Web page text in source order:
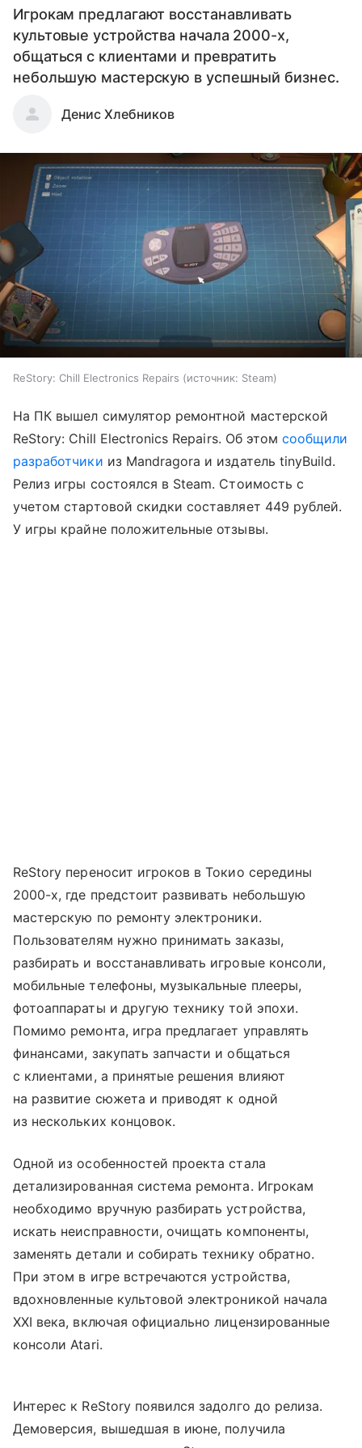
Игрокам предлагают восстанавливать
культовые устройства начала 2000-х,
общаться с клиентами и превратить
небольшую мастерскую в успешный бизнес.
Денис Хлебников
ReStory: Chill Electronics Repairs источник: Steam
На ПК вышел симулятор ремонтной мастерской
ReStory: Chill Electronics Repairs. Об этомсообщили
разработчики из Mandragora и издатель tinyBuild.
Релиз игры состоялся в Steam. Стоимость с
учетом стартовой скидки составляет 449 рублей.
У игры крайне положительные отзывы.
ReStory переносит игроков в Токио середины
2000-х, где предстоит развивать небольшую
мастерскую по ремонту электроники.
Пользователям нужно принимать заказы,
разбирать и восстанавливать игровые консоли,
мобильные телефоны, музыкальные плееры,
фотоаппараты и другую технику той эпохи.
Помимо ремонта, игра предлагает управлять
финансами, закупать запчасти и общаться
с клиентами, а принятые решения влияют
на развитие сюжета и приводят к одной
из нескольких концовок.
Одной из особенностей проекта стала
детализированная система ремонта. Игрокам
необходимо вручную разбирать устройства,
искать неисправности, очищать компоненты,
заменять детали и собирать технику обратно.
При этом в игре встречаются устройства,
вдохновленные культовой электроникой начала
XXI века, включая официально лицензированные
консоли Atari.
Интерес к ReStory появился задолго до релиза.
Демоверсия, вышедшая в июне, получила